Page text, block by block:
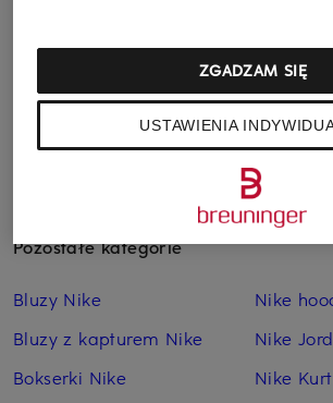
Pozostałe kategorie
Bluzy Nike
Bluzy z kapturem Nike
Bokserki Nike
Nike
Nike
Nike
USTAWIENIA
ZGADZAM SIĘ